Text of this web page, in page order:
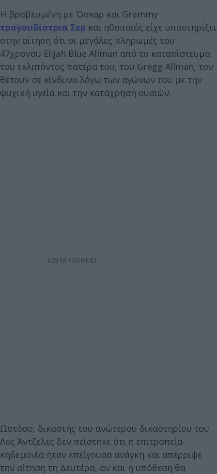
Η βραβευμένη με Όσκαρ και Grammy
τραγουδίστρια Σερ και ηθοποιός είχε υποστηρίξει
στην αίτηση ότι οι μεγάλες πληρωμές του
47χρονου Elijah Blue Allman από το καταπίστευμα
του εκλιπόντος πατέρα του, του Gregg Allman, τον
θέτουν σε κίνδυνο λόγω των αγώνων του με την
ψυχική υγεία και την κατάχρηση ουσιών.
Ωστόσο, δικαστής του ανώτερου δικαστηρίου του
Λος Άντζελες δεν πείστηκε ότι η επιτροπεία-
κηδεμονία ήταν επείγουσα ανάγκη και απέρριψε
την αίτηση τη Δευτέρα, αν και η υπόθεση θα